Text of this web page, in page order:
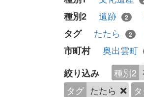
種別2 遺跡 2
タグ たたら 2
市町村
奥出雲町
絞り込み 種別2
タグ たたら